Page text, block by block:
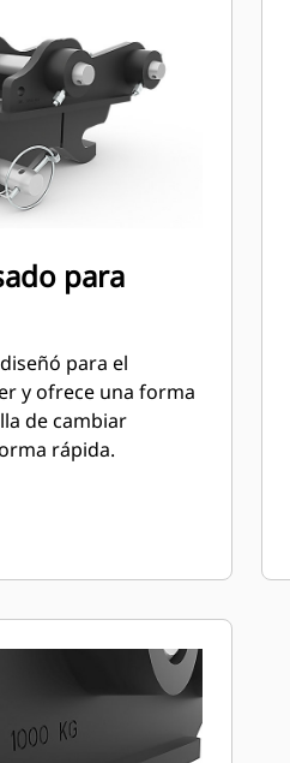
para
para el
y ofrece una forma
de cambiar
rápida.